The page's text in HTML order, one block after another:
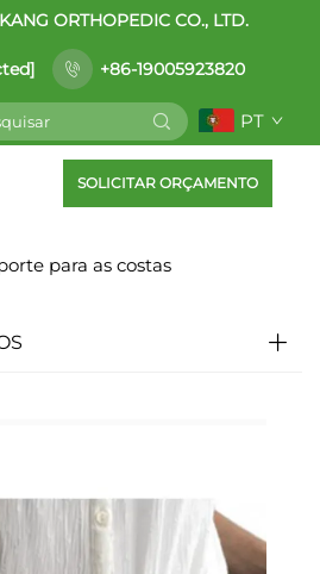
ORTHOPEDIC CO., LTD.
+86-19005923820
PT
SOLICITAR ORÇAMENTO
para as costas